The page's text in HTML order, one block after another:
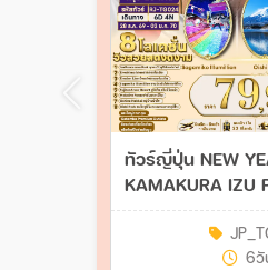
ทัวร์ญี่ปุ่น NEW
KAMAKURA IZU
6วัน 4คืน (TG)
6